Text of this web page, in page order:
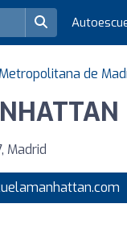
de
Madrid